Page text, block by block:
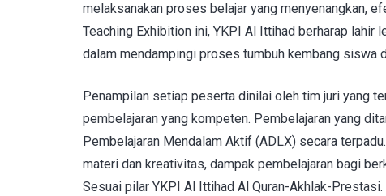
melaksanakan proses belajar yang menyenangkan,
Teaching Exhibition ini, YKPI Al Ittihad berharap lahir
dalam mendampingi proses tumbuh kembang siswa
Penampilan setiap peserta dinilai oleh tim juri yang
pembelajaran yang kompeten. Pembelajaran yang
Pembelajaran Mendalam Aktif (ADLX) secara
materi dan kreativitas, dampak pembelajaran bagi
Sesuai pilar YKPI Al Ittihad Al Quran-Akhlak-Prestasi.